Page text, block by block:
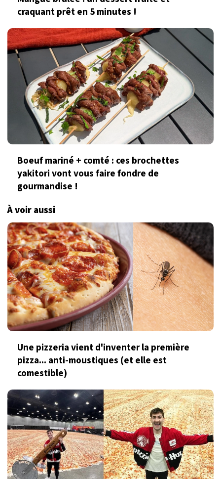
craquant prêt en 5 minutes !
Boeuf mariné + comté : ces brochettes
yakitori vont vous faire fondre de
gourmandise !
À voir aussi
Une pizzeria vient d'inventer la première
pizza... anti-moustiques (et elle est
comestible)